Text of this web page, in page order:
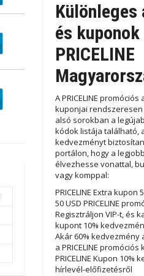
és kuponok
PRICELINE
A PRICELINE
kuponjai rendszeresen
alsó sorokban a
kódok listája található,
kedvezményt
portálon, hogy a
élvezhesse vonattal,
vagy komppal:
PRICELINE Extra
50 USD PRICELINE
Regisztráljon VIP-t, és
kupont 10%
Akár 60% kedvezmény
a PRICELINE promóciós
PRICELINE Kupon 10%
hírlevél-előfizetésről